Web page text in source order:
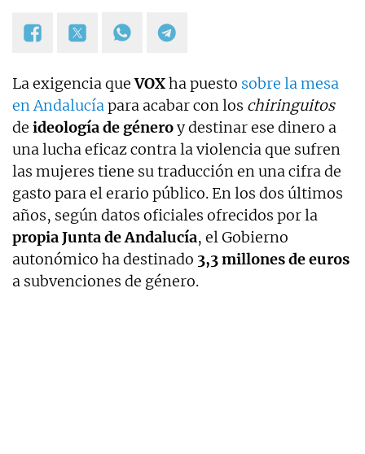
La exigencia queVOXha puesto sobre la mesa
en Andalucíapara acabar con los chiringuitos
de ideología de géneroy destinar ese dinero a
una lucha eficaz contra la violencia que sufren
las mujeres tiene su traducción en una cifra de
gasto para el erario público. En los dos últimos
años, según datos oficiales ofrecidos por la
propia Junta de Andalucía, el Gobierno
autonómico ha destinado 3,3 millones de euros
a subvenciones de género.